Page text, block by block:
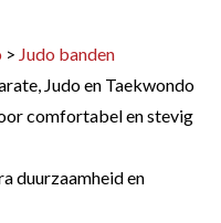
> Judo banden
Judo en Taekwondo
comfortabel en stevig
duurzaamheid en